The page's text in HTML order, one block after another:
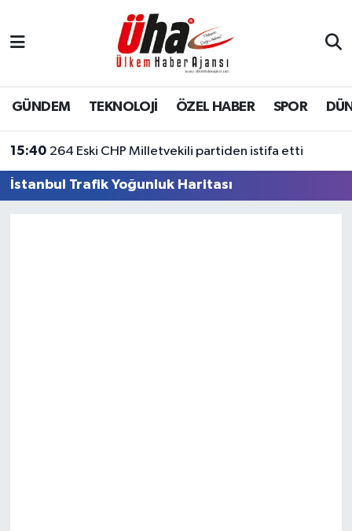
GÜNDEM TEKNOLOJİ ÖZEL HABER SPOR
15:40 264 Eski CHP Milletvekili partiden istifa etti
İstanbul Trafik Yoğunluk Haritası
İstanbul Nöbetçi Eczaneler
İstanbul Hava Durumu
İstanbul Trafik Yoğunluk Haritası